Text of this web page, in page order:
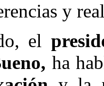
y
el
ha